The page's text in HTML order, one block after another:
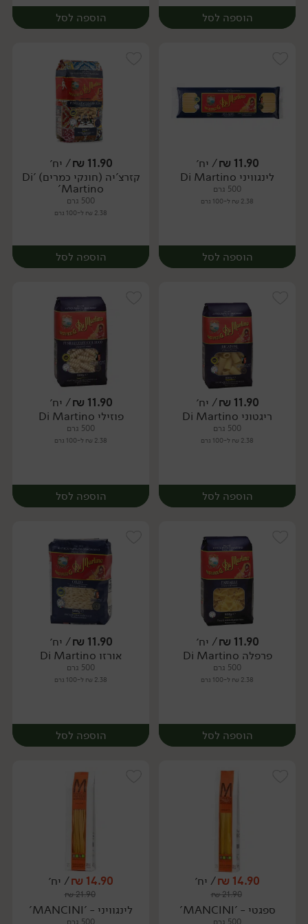
הוספה לסל
יח׳
הוספה לסל
יח׳
11.90
₪/ יח׳
לינגוויני Di Martino
500 גרם
2.38 ₪ ל-100 גרם
הוספה לסל
יח׳
11.90
₪/ יח׳
קזרצ'יה (חונקי כמרים) 'Di
Martino'
500 גרם
2.38 ₪ ל-100 גרם
הוספה לסל
יח׳
11.90
₪/ יח׳
ריגטוני Di Martino
500 גרם
2.38 ₪ ל-100 גרם
הוספה לסל
יח׳
11.90
₪/ יח׳
פוזילי Di Martino
500 גרם
2.38 ₪ ל-100 גרם
הוספה לסל
יח׳
11.90
₪/ יח׳
פרפלה Di Martino
500 גרם
2.38 ₪ ל-100 גרם
הוספה לסל
יח׳
11.90
₪/ יח׳
אורזו Di Martino
500 גרם
2.38 ₪ ל-100 גרם
הוספה לסל
יח׳
14.90
₪/ יח׳
21.90
₪
ספגטי - 'MANCINI'
14.90
₪/ יח׳
21.90
₪
לינגוויני - 'MANCINI'